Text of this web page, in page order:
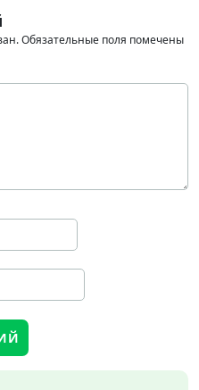
Обязательные поля помечены